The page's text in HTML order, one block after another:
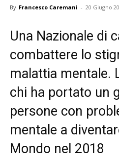
By Francesco Caremani - 20 Giugno
Una Nazionale di
combattere lo
malattia mentale.
chi ha portato un
persone con
mentale a
Mondo nel 2018